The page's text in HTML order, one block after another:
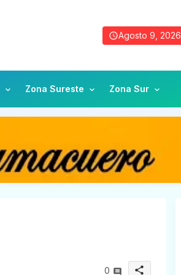
Agosto 9, 2026
Zona Sureste Zona Sur
0 share